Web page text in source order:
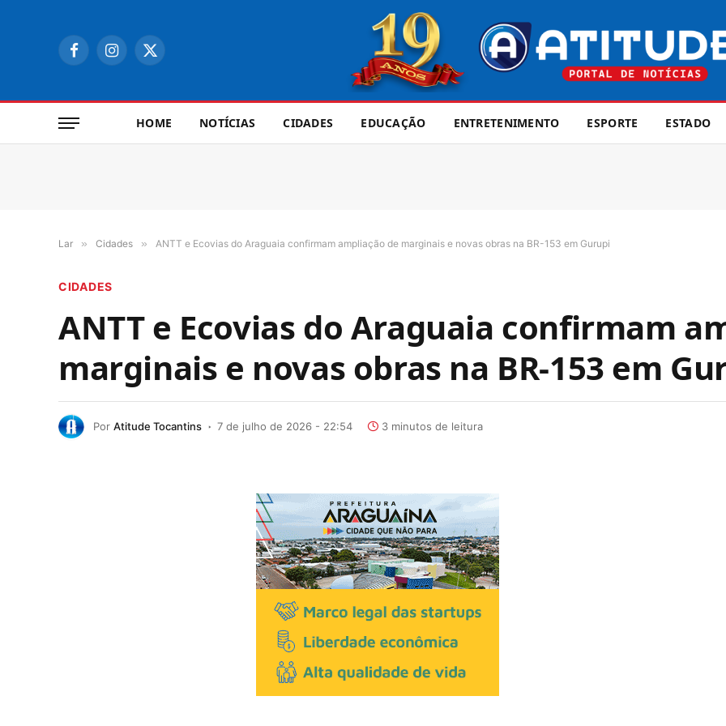
FacebookInstagram
X
HOME NOTÍCIAS CIDADES EDUCAÇÃO ENTRETENIMENTO ESPORTE ESTADO
Lar » Cidades » ANTT e Ecovias do Araguaia confirmam ampliação de marginais e novas obras na BR-153 em Gurupi
CIDADES
ANTT e Ecovias do Araguaia confirmam
marginais e novas obras na BR-153 em
Por Atitude Tocantins 7 de julho de 2026 - 22:54 3 minutos de leitura